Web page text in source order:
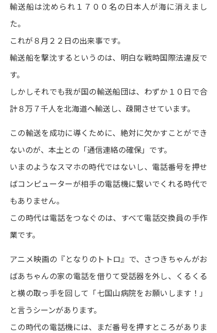
輸送船は沈められ１７００名の日本人が海に消えまし
た。
これが８月２２日の出来事です。
輸送船を撃沈するというのは、明白な戦時国際法違反で
す。
しかしそれでも我が国の輸送船団は、わずか１０日で合
計８万７千人を北海道へ輸送し、疎開させています。
この輸送を成功に導くために、絶対に欠かすことができ
ないのが、本土との「通信連絡の確保」です。
いまのようなスマホの時代ではないし、電話番号を押せ
ばコンピューターが相手の電話機に繋いでくれる時代で
もありません。
この時代は電話をつなぐのは、すべて電話交換員の手作
業です。
アニメ映画の『となりのトトロ』で、さつきちゃんがお
ばあちゃんの家の電話を借りて受話器を外し、くるくる
と横の取っ手を回して「七国山病院をお願いします！」
と言うシーンがあります。
この時代の電話機には、まだ番号を押すところがありま